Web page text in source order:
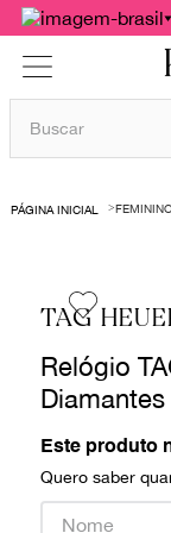
Buscar
TAG
Relógio
Diamantes
Este produto
Quero saber
1º
bolsas
chanel
gucci
paula raia
burberry